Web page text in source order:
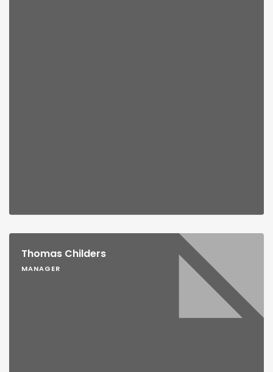
Thomas Childers
MANAGER